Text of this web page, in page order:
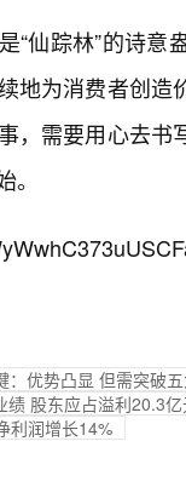
“仙踪林”的诗意
地为消费者创
，需要用心去
：优势凸显 但需突破
绩 股东应占溢利20.3
利润增长14%